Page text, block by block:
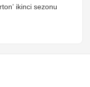
ikinci sezonu